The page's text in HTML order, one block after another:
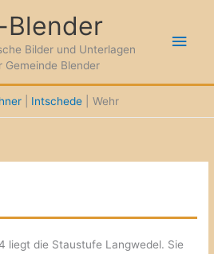
Blender
Bilder und Unterlagen
Gemeinde Blender
Intschede Wehr
liegt die Staustufe Langwedel. Sie